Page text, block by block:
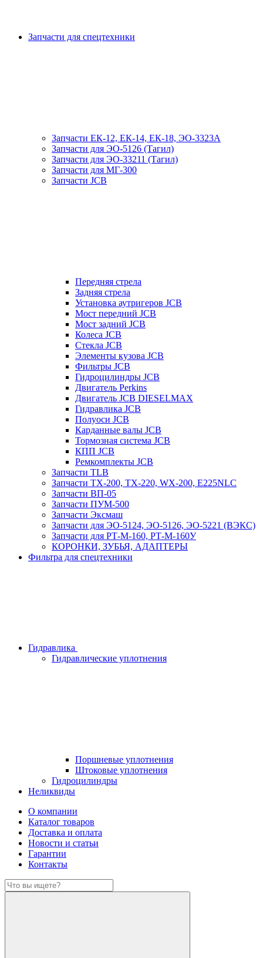
Запчасти для спецтехники
Запчасти ЕК-12, ЕК-14, ЕК-18, ЭО-3323А
Запчасти для ЭО-5126 (Тагил)
Запчасти для ЭО-33211 (Тагил)
Запчасти для МГ-300
Запчасти JCB
Передняя стрела
Задняя стрела
Установка аутригеров JCB
Мост передний JCB
Мост задний JCB
Колеса JCB
Стекла JCB
Элементы кузова JCB
Фильтры JCB
Гидроцилиндры JCB
Двигатель Perkins
Двигатель JCB DIESELMAX
Гидравлика JCB
Полуоси JCB
Карданные валы JCB
Тормозная система JCB
КПП JCB
Ремкомплекты JCB
Запчасти TLB
Запчасти TX-200, TX-220, WX-200, E225NLC
Запчасти ВП-05
Запчасти ПУМ-500
Запчасти Эксмаш
Запчасти для ЭО-5124, ЭО-5126, ЭО-5221 (ВЭКС)
Запчасти для РТ-М-160, РТ-М-160У
КОРОНКИ, ЗУБЬЯ, АДАПТЕРЫ
Фильтра для спецтехники
Гидравлика
Гидравлические уплотнения
Поршневые уплотнения
Штоковые уплотнения
Гидроцилиндры
Неликвиды
О компании
Каталог товаров
Доставка и оплата
Новости и статьи
Гарантии
Контакты